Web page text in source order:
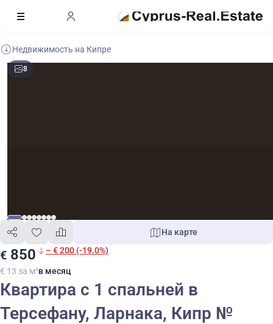
Недвижимость на Кипре
8
€ 850 – € 200 (-19.0%)
€ 13 за м²в месяц
На карте
Квартира с 1 спальней в
Терсефану, Ларнака, Кипр №